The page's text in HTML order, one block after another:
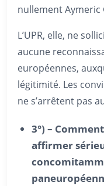
nullement Aymeric
L’UPR, elle, ne
aucune
européennes,
légitimité. Les
ne s’arrêtent pas
3°) –
affirmer